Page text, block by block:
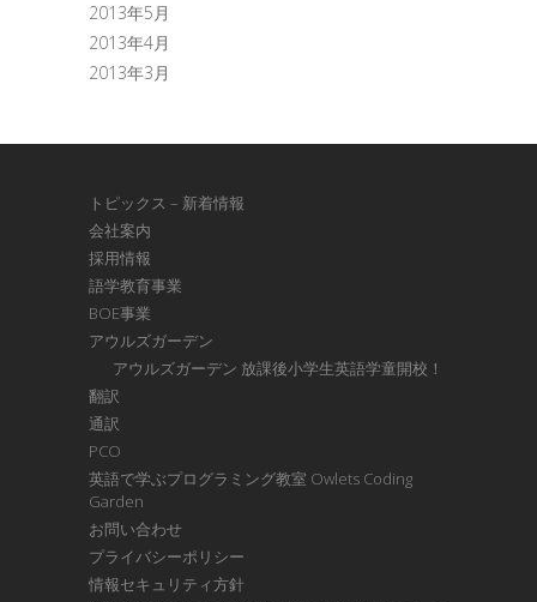
2013年5月
2013年4月
2013年3月
トピックス – 新着情報
会社案内
採用情報
語学教育事業
BOE事業
アウルズガーデン
アウルズガーデン 放課後小学生英語学童開校！
翻訳
通訳
PCO
英語で学ぶプログラミング教室 Owlets Coding
Garden
お問い合わせ
プライバシーポリシー
情報セキュリティ方針